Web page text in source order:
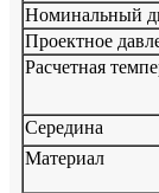
Номинальный
Проектное
Расчетная
Середина
Материал